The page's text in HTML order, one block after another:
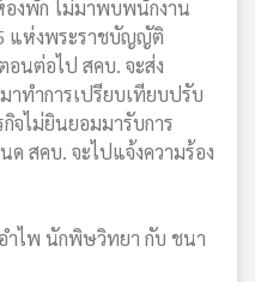
องพัก ไม่มาพบพนักงาน
แห่งพระราชบัญญัติ
นต่อไป สคบ. จะส่ง
าทำการเปรียบเทียบปรับ
จไม่ยินยอมมารับการ
สคบ. จะไปแจ้งความร้อง
ำไพ นักพิษวิทยา กับ ชนา